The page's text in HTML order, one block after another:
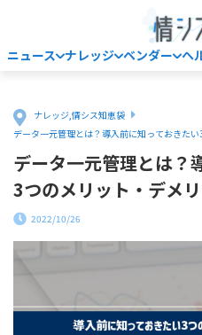
ニュース ナレッジ ベンダー ヘ
Home
ナレッジ 情シス知恵袋
データ一元管理とは？導入前に知っておきた
データ一元管理とは？
3つのメリット・デメ
2022/10/26